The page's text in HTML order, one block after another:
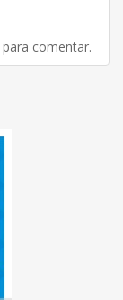
para comentar.